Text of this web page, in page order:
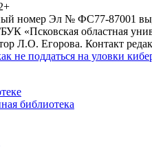
номер Эл № ФС77-87001
«Псковская областная
Л.О. Егорова. Контакт
не поддаться на уловки
библиотека